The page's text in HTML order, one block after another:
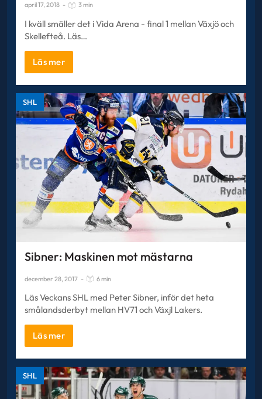
april 17, 2018 - 3 min
I kväll smäller det i Vida Arena - final 1 mellan Växjö och
Skellefteå. Läs…
Läs mer
SHL
Sibner: Maskinen mot mästarna
december 28, 2017 - 6 min
Läs Veckans SHL med Peter Sibner, inför det heta
smålandsderbyt mellan HV71 och Växjl Lakers.
Läs mer
SHL